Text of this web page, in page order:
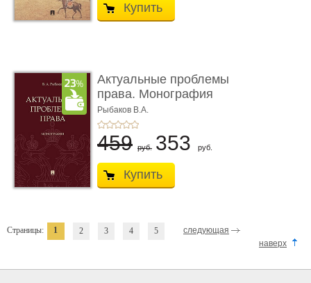
Купить
Актуальные проблемы
права. Монография
Рыбаков В.А.
459 руб. 353 руб.
Купить
Страницы: 1 2 3 4 5
следующая
наверх